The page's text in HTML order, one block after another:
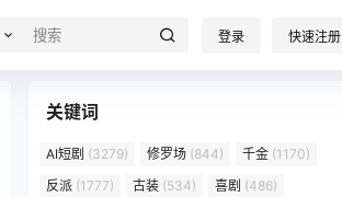
登录 快速注册
关键词
AI短剧 (3279) 修罗场 (844) 千金 (1170)
反派 (1777) 古装 (534) 喜剧 (486)